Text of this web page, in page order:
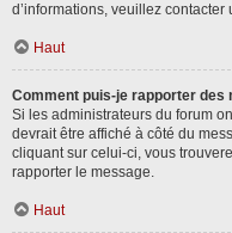
d’informations, veuillez
Haut
Comment puis-je rapporter des
Si les administrateurs du forum
devrait être affiché à côté du
cliquant sur celui-ci, vous
rapporter le message.
Haut